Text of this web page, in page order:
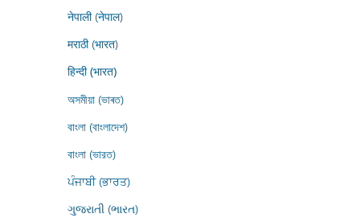
नेपाली (नेपाल)
मराठी (भारत)
हिन्दी (भारत)
অসমীয়া (ভাৰত)
বাংলা (বাংলাদেশ)
বাংলা (ভারত)
ਪੰਜਾਬੀ (ਭਾਰਤ)
ગુજરાતી (ભારત)